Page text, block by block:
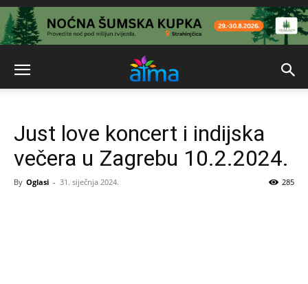
Just love koncert i indijska
večera u Zagrebu 10.2.2024.
By Oglasi - 31. siječnja 2024. 285